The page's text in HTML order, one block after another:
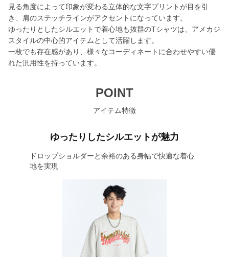
見る角度によって印象が変わる立体的な文字プリントが目を引
き、肩のステッチラインがアクセントになっています。
ゆったりとしたシルエットで着心地も抜群のTシャツは、アメカジ
スタイルの中心的アイテムとして活躍します。
一枚でも存在感があり、様々なコーディネートに合わせやすい優
れた汎用性を持っています。
POINT
アイテム特徴
ゆったりしたシルエットが魅力
ドロップショルダーと余裕のある身幅で快適な着心
地を実現